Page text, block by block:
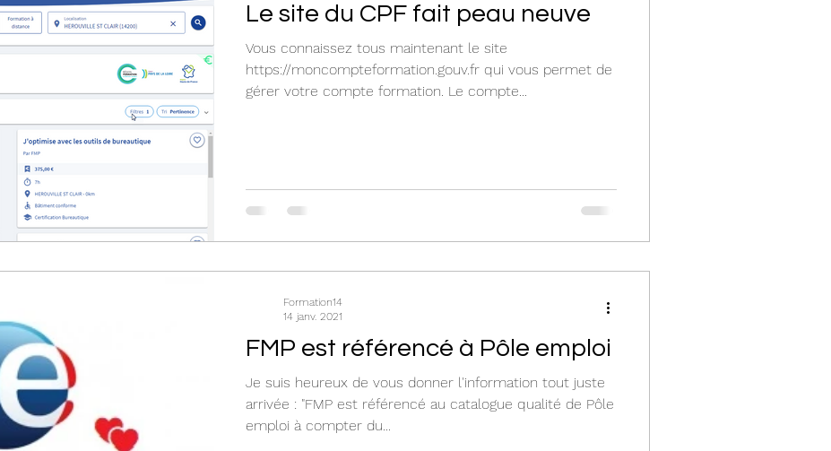
Le site du CPF fait peau neuve
Vous connaissez tous maintenant le site
https://moncompteformation.gouv.fr qui vous permet de
gérer votre compte formation. Le compte...
FMP est référencé à Pôle emploi
Je suis heureux de vous donner l'information tout juste
arrivée : "FMP est référencé au catalogue qualité de Pôle
emploi à compter du...
Formation14
14 janv. 2021